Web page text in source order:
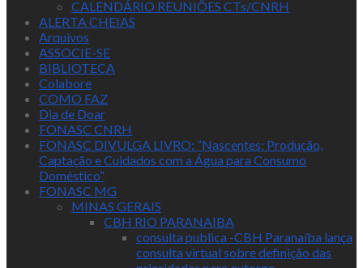
CALENDÁRIO REUNIÕES CTs/CNRH
ALERTA CHEIAS
Arquivos
ASSOCIE-SE
BIBLIOTECA
Colabore
COMO FAZ
Dia de Doar
FONASC CNRH
FONASC DIVULGA LIVRO: “Nascentes: Produção,
Captação e Cuidados com a Água para Consumo
Doméstico”
FONASC MG
MINAS GERAIS
CBH RIO PARANAIBA
consulta publica -CBH Paranaíba lança
consulta virtual sobre definição das